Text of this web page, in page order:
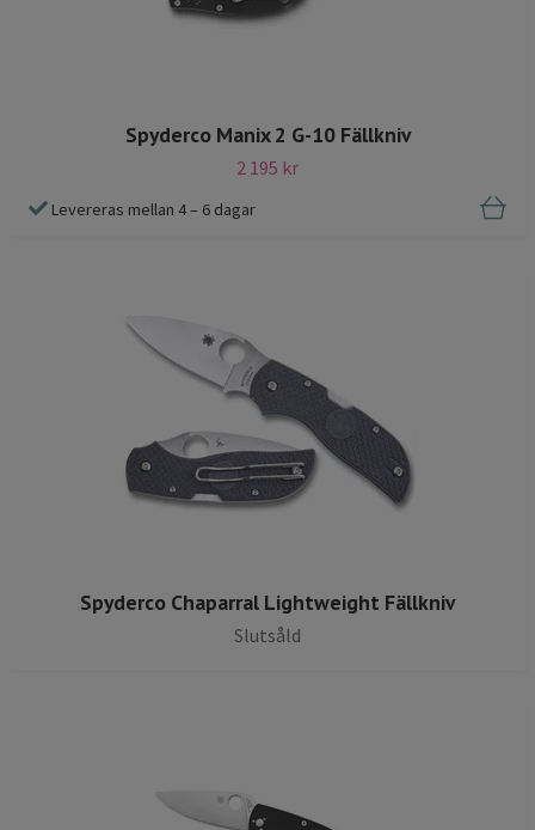
Spyderco Manix 2 G-10 Fällkniv
2 195 kr
Levereras mellan 4 – 6 dagar
Spyderco Chaparral Lightweight Fällkniv
Slutsåld